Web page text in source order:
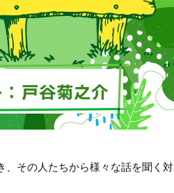
、その人たちから様々な話を聞く対